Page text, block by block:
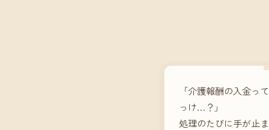
「介護報酬の入金っ
っけ…？」
処理のたびに手が止